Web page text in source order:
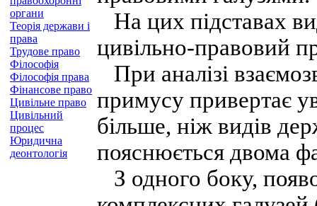
органи
Теорія держави і
права
Трудове право
Філософія
Філософія права
Фінансове право
Цивільне право
Цивільний
процес
Юридична
деонтологія
На цих підставах
цивільно-правовий
При аналізі
примусу привертає
більше, ніж видів
пояснюється двома
З одного боку,